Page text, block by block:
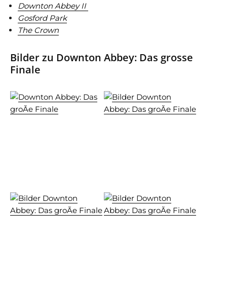
Downton Abbey II
Gosford Park
The Crown
Bilder zu Downton Abbey: Das grosse
Finale